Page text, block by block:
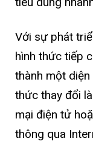
Với sự phát
hình thức tiếp
thành một
thức thay đổi
mại điện tử
thông qua